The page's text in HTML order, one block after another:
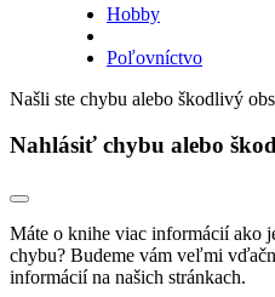
Hobby
Poľovníctvo
Našli ste chybu alebo škodlivý
Nahlásiť chybu alebo
Máte o knihe viac informácií ako
chybu? Budeme vám veľmi
informácií na našich stránkach.